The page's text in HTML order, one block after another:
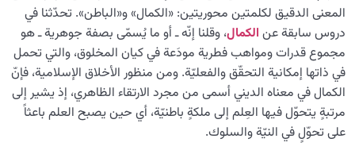
المعنى الدقيق لكلمتين محوريتين: «الكمال» و«الباطن». تحدّثنا في
دروس سابقة عن الكمال، وقلنا إنّه ـ أو ما يُسمّى بصفة جوهرية ـ هو
مجموع قدرات ومواهب فطرية مودَعة في كيان المخلوق، والتي تحمل
في ذاتها إمكانية التحقّق والفعليّة. ومن منظور الأخلاق الإسلامية، فإنّ
الكمال في معناه الديني أسمى من مجرد الارتقاء الظاهري، إذ يشير إلى
مرتبةٍ يتحوّل فيها العِلم إلى ملكةٍ باطنيّة، أي حين يصبح العلم باعثاً
على تحوّلٍ في النيّة والسلوك.